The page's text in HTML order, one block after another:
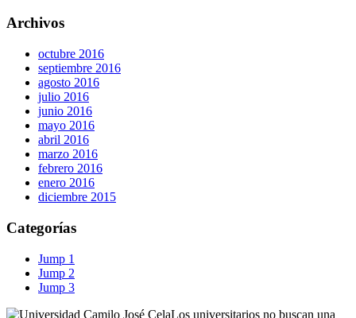
Archivos
octubre 2016
septiembre 2016
agosto 2016
julio 2016
junio 2016
mayo 2016
abril 2016
marzo 2016
febrero 2016
enero 2016
diciembre 2015
Categorías
Jump 1
Jump 2
Jump 3
Los universitarios no buscan una